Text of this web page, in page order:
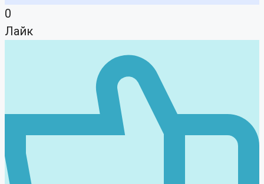
0
Лайк